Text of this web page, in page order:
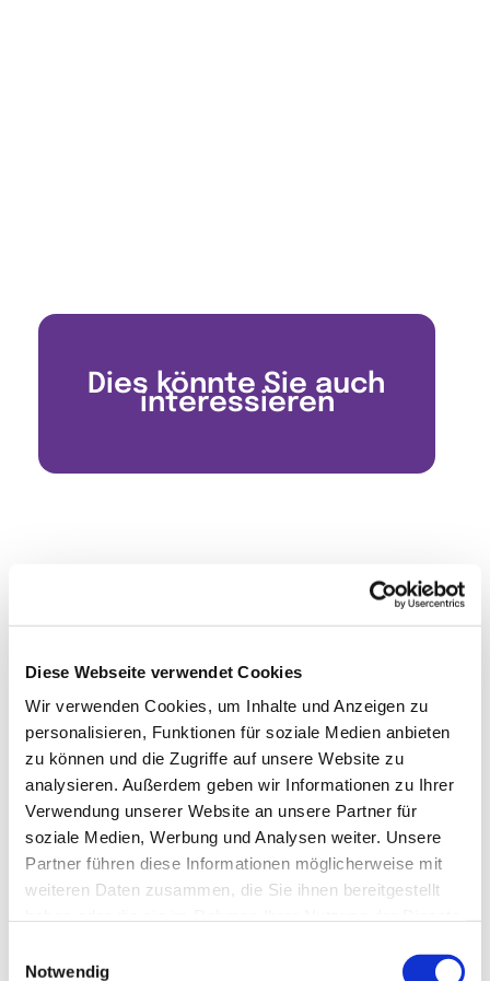
Diese Webseite verwendet Cookies
Wir verwenden Cookies, um Inhalte und Anzeigen zu
personalisieren, Funktionen für soziale Medien anbieten
zu können und die Zugriffe auf unsere Website zu
analysieren. Außerdem geben wir Informationen zu Ihrer
Verwendung unserer Website an unsere Partner für
soziale Medien, Werbung und Analysen weiter. Unsere
Partner führen diese Informationen möglicherweise mit
weiteren Daten zusammen, die Sie ihnen bereitgestellt
Notwendig
Dies könnte Sie auch
interessieren